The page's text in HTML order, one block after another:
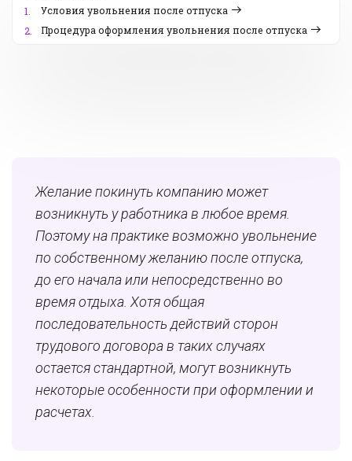
1.
Условия увольнения после отпуска
2.
Процедура оформления увольнения после отпуска
Желание покинуть компанию может
возникнуть у работника в любое время.
Поэтому на практике возможно увольнение
по собственному желанию после отпуска,
до его начала или непосредственно во
время отдыха. Хотя общая
последовательность действий сторон
трудового договора в таких случаях
остается стандартной, могут возникнуть
некоторые особенности при оформлении и
расчетах.